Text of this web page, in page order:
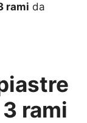
rami da
rami